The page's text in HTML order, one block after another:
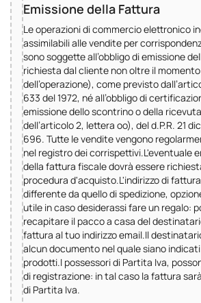
Emissione della Fattura
Le operazioni di commercio elettronico
assimilabili alle vendite per
sono soggette all’obbligo di emissione
richiesta dal cliente non oltre il
dell’operazione), come previsto
633 del 1972, né all’obbligo di
emissione dello scontrino o della
dell’articolo 2, lettera oo), del d.P.R. 21
696. Tutte le vendite vengono
nel registro dei corrispettivi.L'eventuale
della fattura fiscale dovrà essere
procedura d'acquisto.L'indirizzo di
differente da quello di spedizione,
utile in caso desiderassi fare un regalo:
recapitare il pacco a casa del
fattura al tuo indirizzo email.Il
alcun documento nel quale siano
prodotti.I possessori di Partita Iva,
di registrazione: in tal caso la fattura
di Partita Iva.